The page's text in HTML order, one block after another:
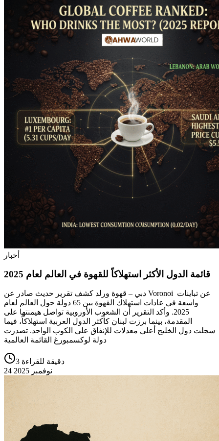
أخبار
قائمة الدول الأكثر استهلاكاً للقهوة في العالم لعام 2025
دبي – قهوة ورلد كشف تقرير حديث صادر عن Voronoi عن تباينات
واسعة في عادات استهلاك القهوة بين 65 دولة حول العالم لعام
2025. وأكد التقرير أن الشعوب الأوروبية تواصل هيمنتها على
المقدمة، بينما برزت لبنان كأكثر الدول العربية استهلاكاً، فيما
سجلت دول الخليج أعلى معدلات للإنفاق على الكوب الواحد. تصدرت
دولة لوكسمبورغ القائمة العالمية
3 دقيقة للقراءة
24 نوفمبر 2025